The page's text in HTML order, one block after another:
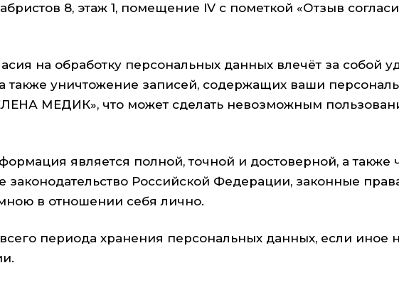
8, этаж 1, помещение IV с пометкой «Отзыв
на обработку персональных данных влечёт за собой
также уничтожение записей, содержащих ваши
МЕДИК», что может сделать невозможным
является полной, точной и достоверной, а также
Российской Федерации, законные
в отношении себя лично.
периода хранения персональных данных, если иное